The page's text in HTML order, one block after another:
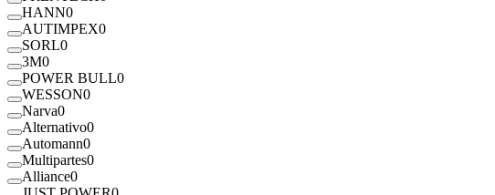
HANN0
AUTIMPEX0
SORL0
3M0
POWER BULL0
WESSON0
Narva0
Alternativo0
Automann0
Multipartes0
Alliance0